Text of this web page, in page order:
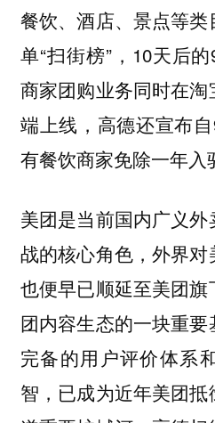
餐饮、酒店、景点等
单“扫街榜”，10天后
商家团购业务同时在
端上线，高德还宣布
有餐饮商家免除一年入
美团是当前国内广义
战的核心角色，外界
也便早已顺延至美团
团内容生态的一块重
完备的用户评价体系
智，已成为近年美团